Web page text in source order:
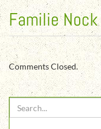
Familie Nock
Comments Closed.